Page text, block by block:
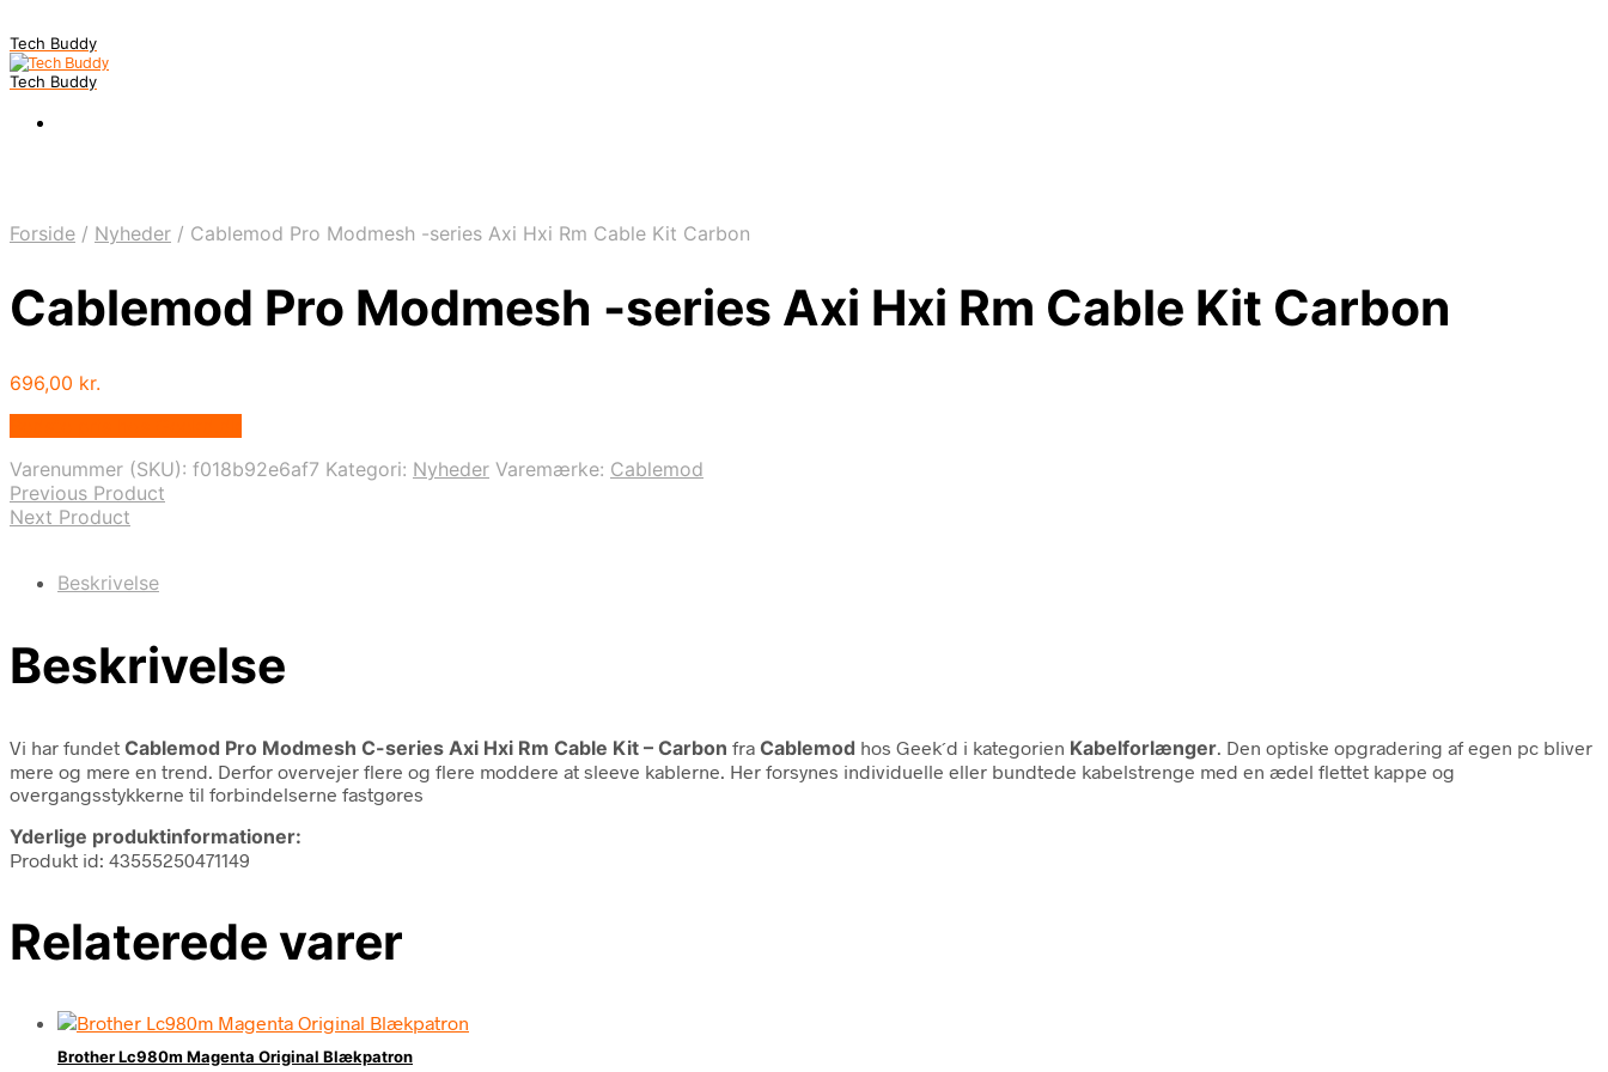
Tech Buddy
Tech Buddy
Forside / Nyheder / Cablemod Pro Modmesh -series Axi Hxi Rm Cable Kit Carbon
Cablemod Pro Modmesh -series Axi Hxi Rm Cable Kit Carbon
696,00 kr.
Varenummer (SKU): f018b92e6af7 Kategori: Nyheder Varemærke: Cablemod
Previous Product
Next Product
Beskrivelse
Beskrivelse
Vi har fundet Cablemod Pro Modmesh C-series Axi Hxi Rm Cable Kit – Carbon fra Cablemod hos Geek´d i kategorien Kabelforlænger . Den optiske opgradering af egen pc bliver
mere og mere en trend. Derfor overvejer flere og flere moddere at sleeve kablerne. Her forsynes individuelle eller bundtede kabelstrenge med en ædel flettet kappe og
overgangsstykkerne til forbindelserne fastgøres
Yderlige produktinformationer:
Produkt id: 43555250471149
Relaterede varer
Brother Lc980m Magenta Original Blækpatron